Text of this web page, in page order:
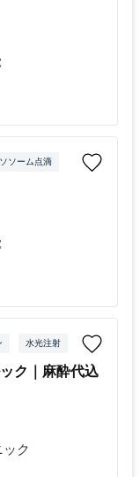
ソーム点滴
水光注射
ク｜麻酔代込
ク